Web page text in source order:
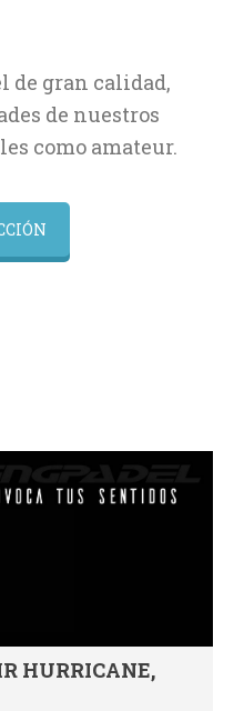
de gran calidad,
de nuestros
como amateur.
HURRICANE,